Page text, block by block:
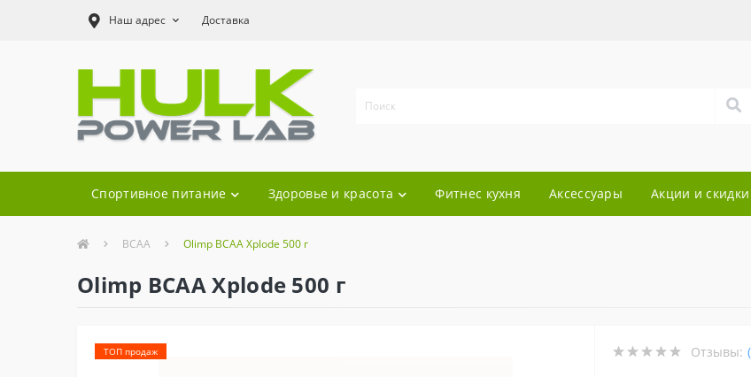
Наш адрес Доставка
Спортивное питание Здоровье и красота Фитнес кухня Аксессуары Акции и скидки
BCAA Olimp BCAA Xplode 500 г
Olimp BCAA Xplode 500 г
ТОП продаж Отзывы: